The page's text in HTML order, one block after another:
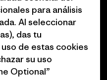
para profesionales
sector
de afiliados
del sitio Patagonia
para análisis
Al seleccionar
das tu
de estas cookies
su uso
Optional”